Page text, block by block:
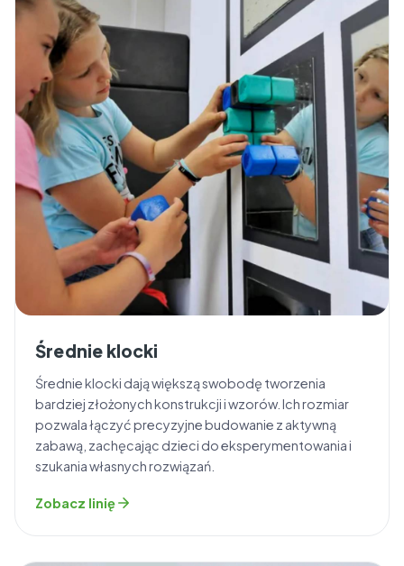
Średnie klocki
Średnie klocki dają większą swobodę tworzenia
bardziej złożonych konstrukcji i wzorów. Ich rozmiar
pozwala łączyć precyzyjne budowanie z aktywną
zabawą, zachęcając dzieci do eksperymentowania i
szukania własnych rozwiązań.
Zobacz linię